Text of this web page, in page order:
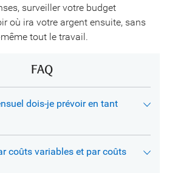
surveiller votre budget
où ira votre argent ensuite, sans
tout le travail.
FAQ
dois-je prévoir en tant
coûts variables et par coûts